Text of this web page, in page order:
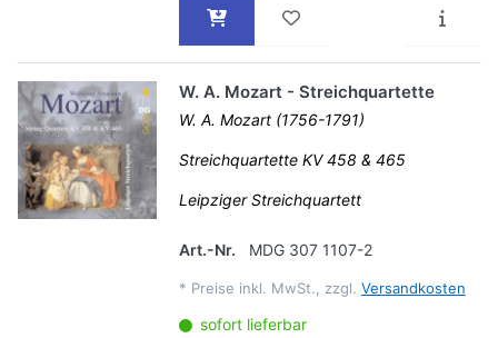
W. A. Mozart - Streichquartette
W. A. Mozart (1756-1791)
Streichquartette KV 458 & 465
Leipziger Streichquartett
Art.-Nr. MDG 307 1107-2
* Preise inkl. MwSt., zzgl. Versandkosten
sofort lieferbar